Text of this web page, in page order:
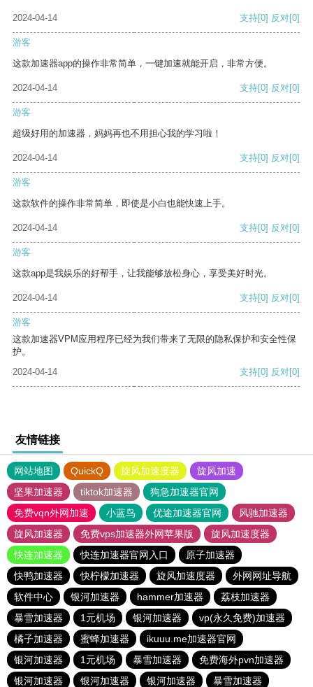
2024-04-14 支持[0] 反对[0]
游客
这款加速器app的操作非常简单，一键加速就能开启，非常方便。
2024-04-14 支持[0] 反对[0]
游客
超级好用的加速器，妈妈再也不用担心我的学习啦！
2024-04-14 支持[0] 反对[0]
游客
这款软件的操作非常简单，即使是小白也能快速上手。
2024-04-14 支持[0] 反对[0]
游客
这款app是我娱乐的好帮手，让我能够放松身心，享受美好时光。
2024-04-14 支持[0] 反对[0]
游客
这款加速器VPM应用程序已经为我们带来了无限的隐私保护和安全性保
护。
2024-04-14
支持[0] 反对[0]
友情链接
网站地图 QuickQ 旋风加速度器
旋风加速
坚果加速器
tiktok加速器
狗急加速器官网
免费vqn外网加速
小蓝鸟 优途加速器官网
风驰加速器
旋风加速器
免费vps加速器外网苹果版
旋风加速度器
快连加速器
快连加速器官网入口
原子加速器
快鸭加速器
快柠檬加速器 旋风加速度器
外网网址导航
软件中心
银河加速器 hammer加速器
荔枝加速器
暴雪加速器
1元机场 银河加速器
vp(永久免费)加速器
橘子加速器
蜜蜂加速器
ikuuu.me加速器官网
银河加速器
1元机场 暴雪加速器
免费海外pvn加速器
银河加速器
银河加速器 银河加速器 暴雪加速器